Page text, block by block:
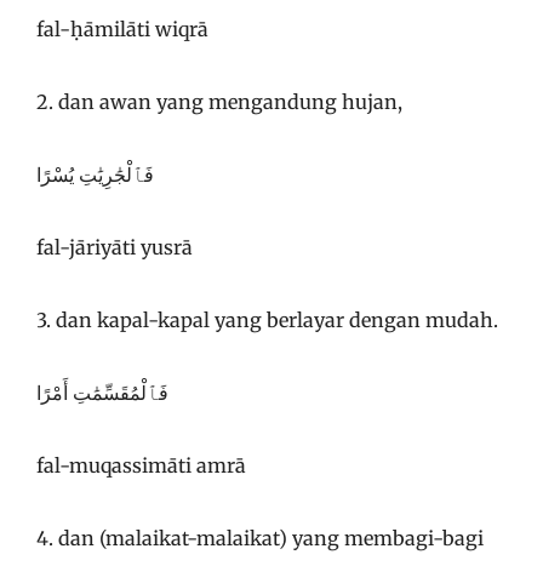
fal-ḥāmilāti wiqrā
2. dan awan yang mengandung hujan,
فَٱلْجَٰرِيَٰتِ يُسْرًا
fal-jāriyāti yusrā
3. dan kapal-kapal yang berlayar dengan mudah.
فَٱلْمُقَسِّمَٰتِ أَمْرًا
fal-muqassimāti amrā
4. dan (malaikat-malaikat) yang membagi-bagi